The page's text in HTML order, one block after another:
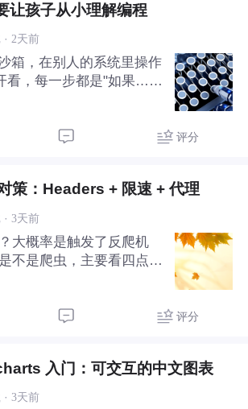
让孩子从小理解编程
· 2天前
箱，在别人的系统里操作
看，每一步都是"如果…那
评分
策：Headers + 限速 + 代理
· 3天前
大概率是触发了反爬机
不是爬虫，主要看四点：
么伪装Headers更像浏览
评分
入门：可交互的中文图表
· 3天前